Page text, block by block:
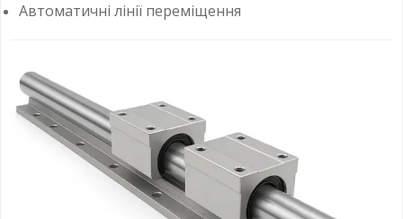
Автоматичні лінії переміщення